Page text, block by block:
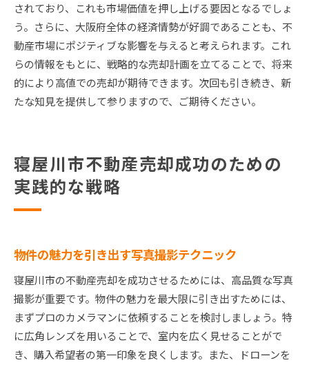
されており、これも市場価値を押し上げる要因となるでしょ
う。さらに、大阪府全体の経済情勢が好調であることも、不
動産市場にポジティブな影響を与えると考えられます。これ
らの情報をもとに、戦略的な売却計画を立てることで、将来
的により高値での売却が期待できます。次回も引き続き、新
たな知見を提供して参りますので、ご期待ください。
寝屋川市不動産売却成功のための
実践的な戦略
物件の魅力を引き出す写真撮影テクニック
寝屋川市の不動産売却を成功させるためには、高品質な写真
撮影が重要です。物件の魅力を最大限に引き出すためには、
まずプロのカメラマンに依頼することを検討しましょう。特
に広角レンズを用いることで、室内を広く見せることがで
き、購入希望者の第一印象を良くします。また、ドローンを